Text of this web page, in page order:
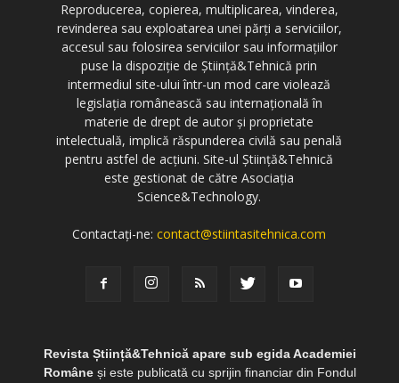
Reproducerea, copierea, multiplicarea, vinderea,
revinderea sau exploatarea unei părți a serviciilor,
accesul sau folosirea serviciilor sau informațiilor
puse la dispoziție de Știință&Tehnică prin
intermediul site-ului într-un mod care violează
legislația românească sau internațională în
materie de drept de autor și proprietate
intelectuală, implică răspunderea civilă sau penală
pentru astfel de acțiuni. Site-ul Știință&Tehnică
este gestionat de către Asociația
Science&Technology.
Contactați-ne:contact@stiintasitehnica.com
Revista Știință&Tehnică apare sub egida Academiei
Româneși este publicată cu sprijin financiar din Fondul